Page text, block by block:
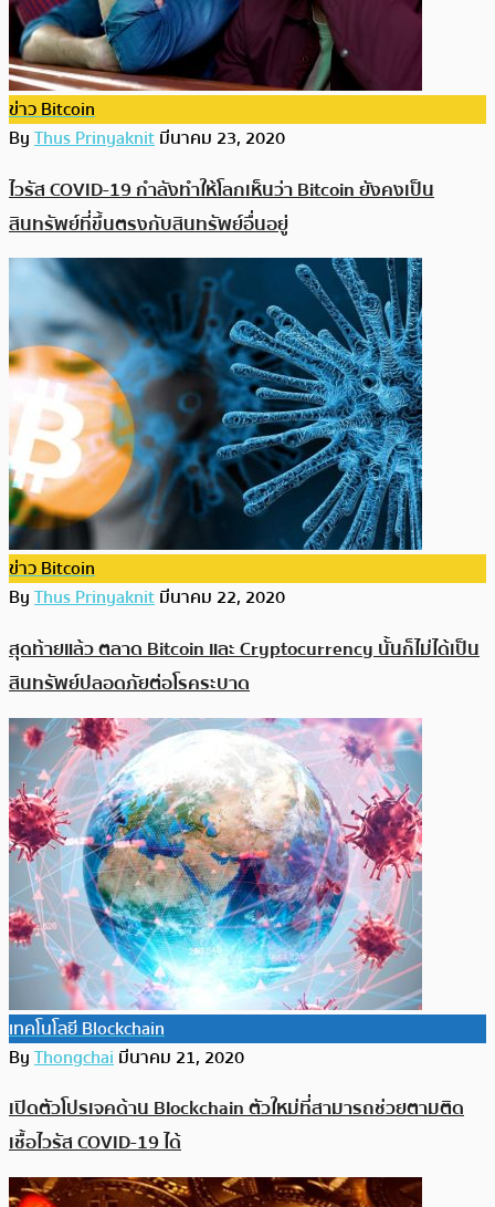
ข่าว Bitcoin
ByThus Prinyaknitมีนาคม 23, 2020
ไวรัส COVID-19 กำลังทำให้โลกเห็นว่า Bitcoin ยังคงเป็น
สินทรัพย์ที่ขึ้นตรงกับสินทรัพย์อื่นอยู่
ข่าว Bitcoin
ByThus Prinyaknitมีนาคม 22, 2020
สุดท้ายแล้ว ตลาด Bitcoin และ Cryptocurrency นั้นก็ไม่ได้เป็น
สินทรัพย์ปลอดภัยต่อโรคระบาด
เทคโนโลยี Blockchain
ByThongchaiมีนาคม 21, 2020
เปิดตัวโปรเจคด้าน Blockchain ตัวใหม่ที่สามารถช่วยตามติด
เชื้อไวรัส COVID-19 ได้